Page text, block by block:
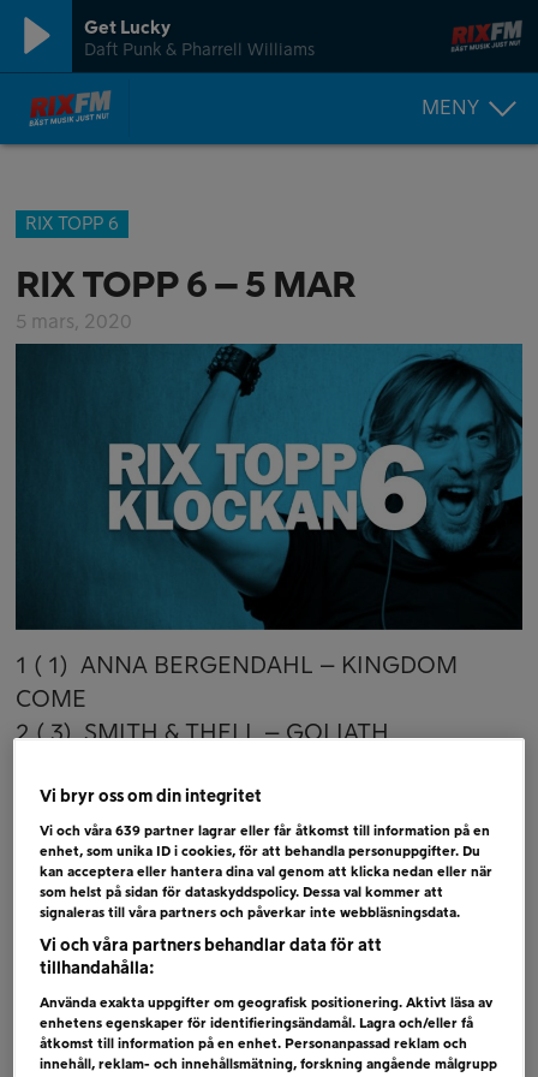
Get Lucky
Daft Punk & Pharrell Williams
MENY
RIX TOPP 6
RIX TOPP 6 – 5 MAR
5 mars, 2020
1 ( 1) ANNA BERGENDAHL – KINGDOM
COME
2 ( 3) SMITH & THELL – GOLIATH
FOREVER YOURS
4 ( 4) DOTTER – BULLETPROOF
5 ( 6) VICTOR CRONE – TROUBLED WATERS
6 ( 5) DARIN – EN SÄNG AV ROSOR
Bubblare
MARIETTE – SHOUT IT OUT
MIRIAM BRYANT – MI AMOR
(BLÅMÄRKSHÅRT)
Vi bryr oss om din integritet
Vi och våra639 partner lagrar eller får åtkomst till information på en
enhet, som unika ID i cookies, för att behandla personuppgifter. Du
kan acceptera eller hantera dina val genom att klicka nedan eller när
som helst på sidan för dataskyddspolicy. Dessa val kommer att
signaleras till våra partners och påverkar inte webbläsningsdata.
Vi och våra partners behandlar data för att
tillhandahålla:
Använda exakta uppgifter om geografisk positionering. Aktivt läsa av
enhetens egenskaper för identifieringsändamål. Lagra och/eller få
åtkomst till information på en enhet. Personanpassad reklam och
innehåll, reklam- och innehållsmätning, forskning angående målgrupp